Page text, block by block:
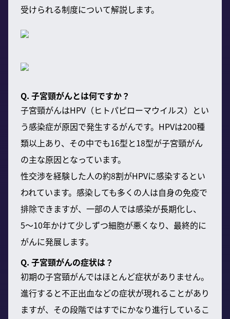
受けられる制度について解説します。
Q. 子宮頸がんとは何ですか？
子宮頸がんはHPV（ヒトパピローマウイルス）とい
う感染症が原因で発生するがんです。HPVは200種
類以上あり、その中でも16型と18型が子宮頸がん
の主な原因となっています。
性交渉を経験した人の約8割がHPVに感染するとい
われています。感染しても多くの人は自身の免疫で
排除できますが、一部の人では感染が長期化し、
5〜10年かけて少しずつ細胞が悪くなり、最終的に
がんに発展します。
Q. 子宮頸がんの症状は？
初期の子宮頸がんではほとんど症状がありません。
進行すると不正出血などの症状が現れることがあり
ますが、その段階ではすでにかなり進行しているこ